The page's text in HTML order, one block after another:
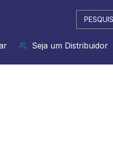
Pesquisar
...
Seja um Distribuidor